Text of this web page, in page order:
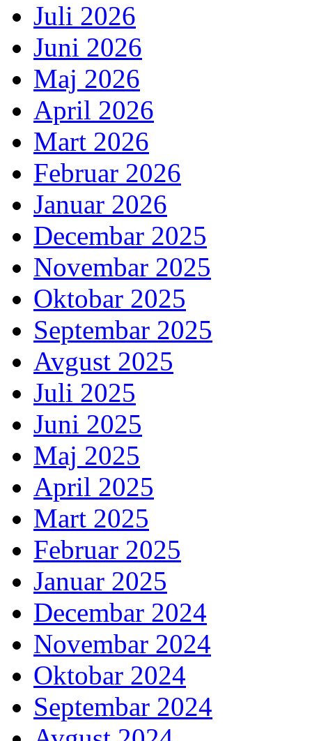
Juli 2026
Juni 2026
Maj 2026
April 2026
Mart 2026
Februar 2026
Januar 2026
Decembar 2025
Novembar 2025
Oktobar 2025
Septembar 2025
Avgust 2025
Juli 2025
Juni 2025
Maj 2025
April 2025
Mart 2025
Februar 2025
Januar 2025
Decembar 2024
Novembar 2024
Oktobar 2024
Septembar 2024